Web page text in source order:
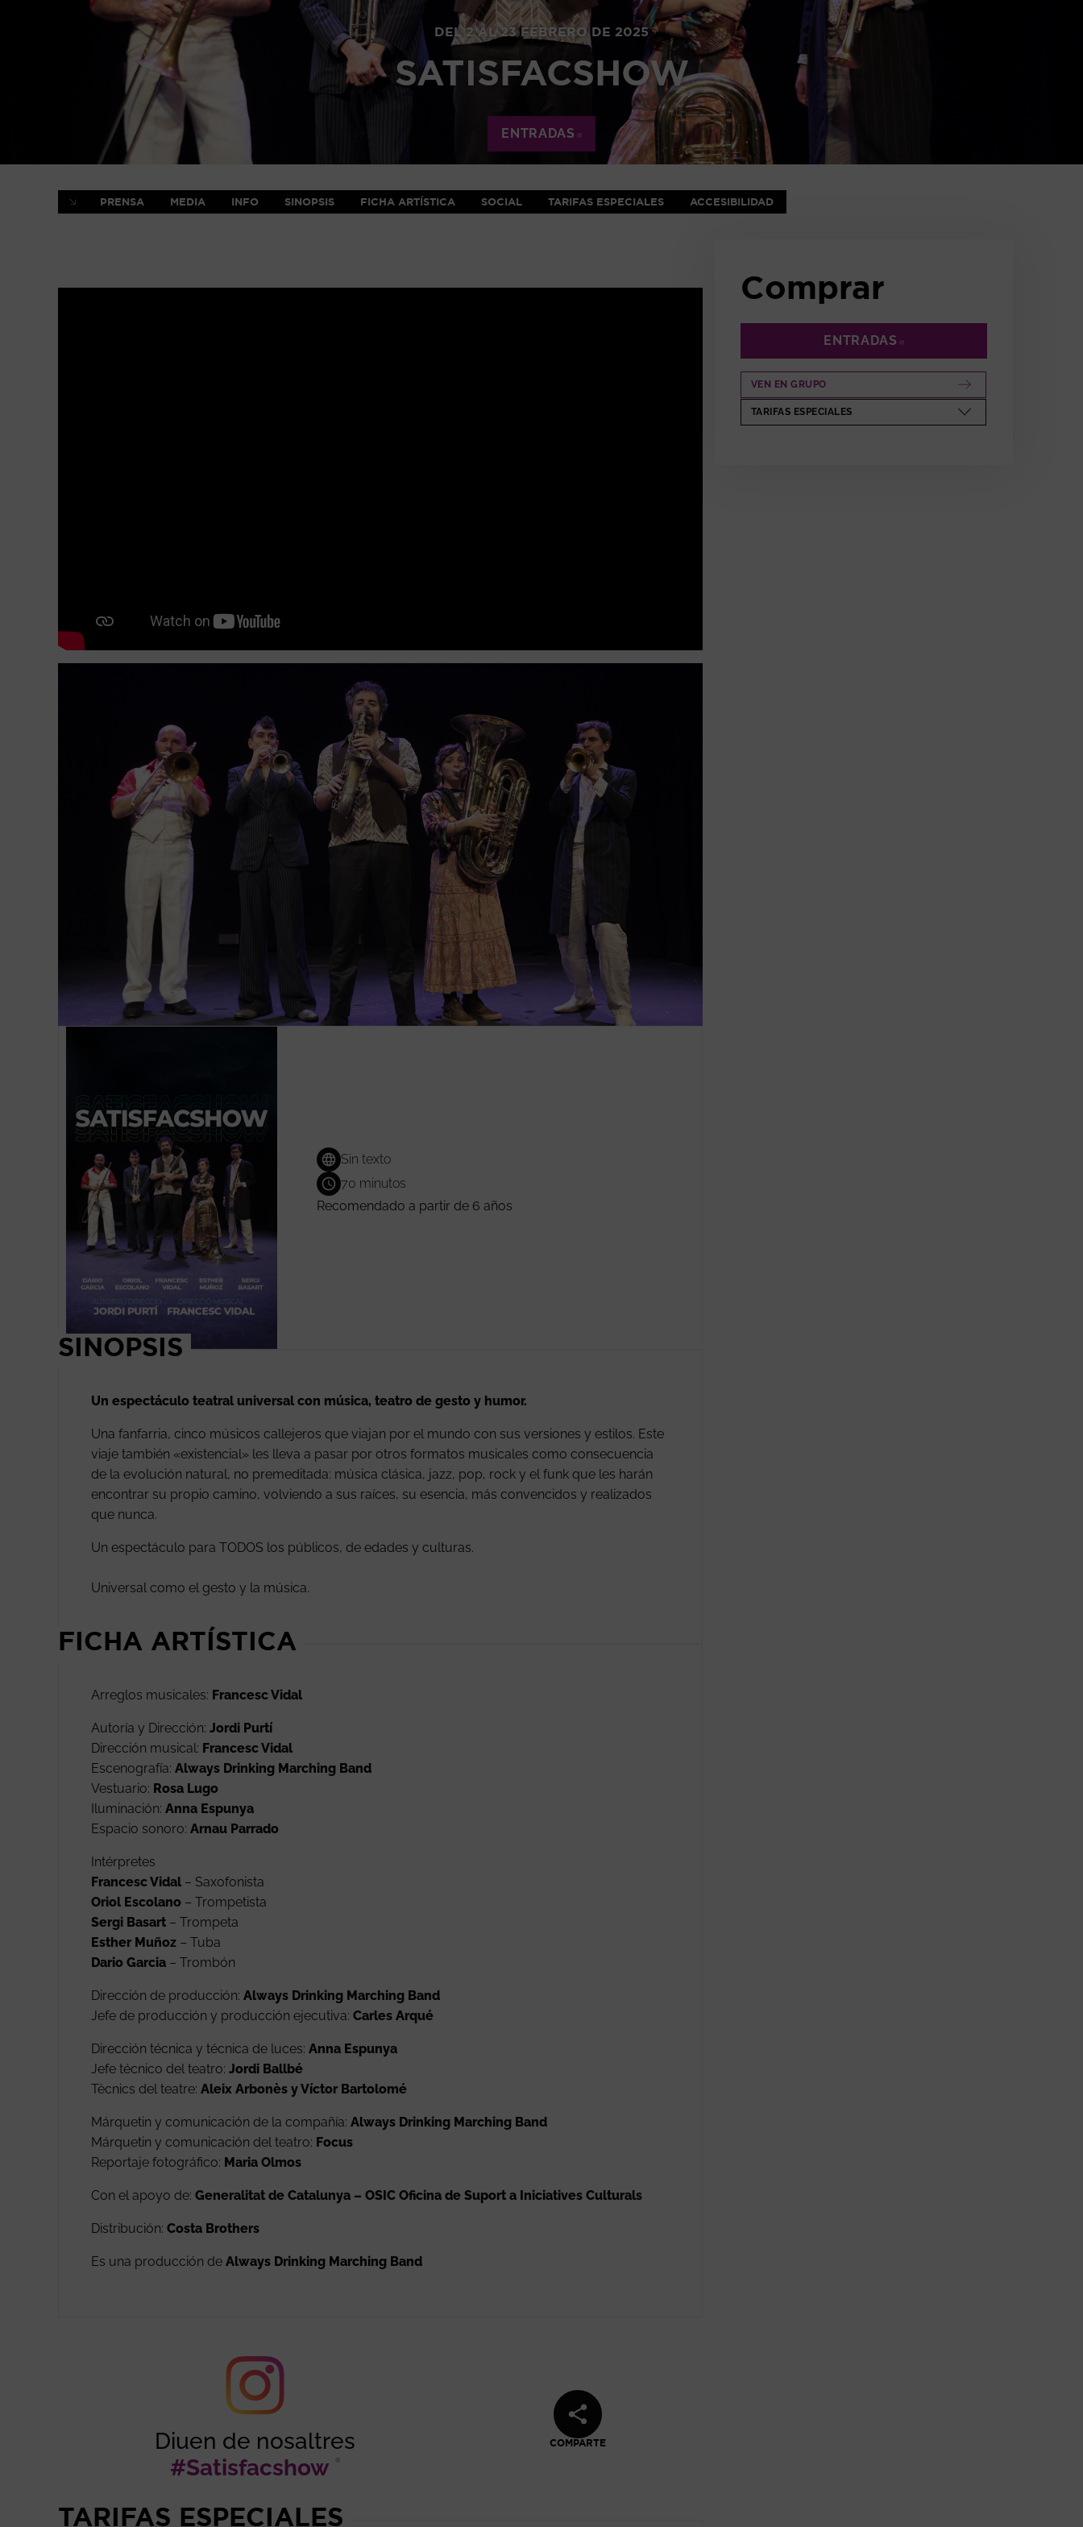
DEL 2 AL 23 FEBRERO DE 2025
SATISFACSHOW
ENTRADAS ABRE EN NUEVA VENTANA
PRENSA MEDIA INFO SINOPSIS FICHA ARTÍSTICA SOCIAL TARIFAS ESPECIALES ACCESIBILIDAD
Sin texto
70 minutos
Recomendado a partir de 6 años
SINOPSIS
Un espectáculo teatral universal con música, teatro de gesto y humor.
Una fanfarria, cinco músicos callejeros que viajan por el mundo con sus versiones y estilos. Este
viaje también «existencial» les lleva a pasar por otros formatos musicales como consecuencia
de la evolución natural, no premeditada: música clásica, jazz, pop, rock y el funk que les harán
encontrar su propio camino, volviendo a sus raíces, su esencia, más convencidos y realizados
que nunca.
Un espectáculo para TODOS los públicos, de edades y culturas.
Universal como el gesto y la música.
FICHA ARTÍSTICA
Arreglos musicales: Francesc Vidal
Autoría y Dirección: Jordi Purtí
Dirección musical: Francesc Vidal
Escenografía: Always Drinking Marching Band
Vestuario: Rosa Lugo
Iluminación: Anna Espunya
Espacio sonoro: Arnau Parrado
Intérpretes
Francesc Vidal – Saxofonista
Oriol Escolano – Trompetista
Sergi Basart – Trompeta
Esther Muñoz – Tuba
Dario Garcia – Trombón
Dirección de producción: Always Drinking Marching Band
Jefe de producción y producción ejecutiva: Carles Arqué
Dirección técnica y técnica de luces: Anna Espunya
Jefe técnico del teatro: Jordi Ballbé
Tècnics del teatre: Aleix Arbonès y Víctor Bartolomé
Márquetin y comunicación de la compañía: Always Drinking Marching Band
Márquetin y comunicación del teatro: Focus
Reportaje fotográfico: Maria Olmos
Con el apoyo de: Generalitat de Catalunya – OSIC Oficina de Suport a Iniciatives Culturals
Distribución: Costa Brothers
Es una producción de Always Drinking Marching Band
Diuen de nosaltres
#Satisfacshow
COMPARTE
TARIFAS ESPECIALES
Comprar
ENTRADAS
VEN EN GRUPO
TARIFAS ESPECIALES